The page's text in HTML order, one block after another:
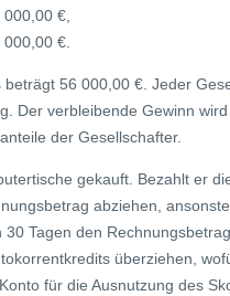
€,
€.
56 000,00 €. Jeder
Der verbleibende Gewinn
der Gesellschafter.
gekauft. Bezahlt er
abziehen,
Tagen den
überziehen,
für die Ausnutzung des